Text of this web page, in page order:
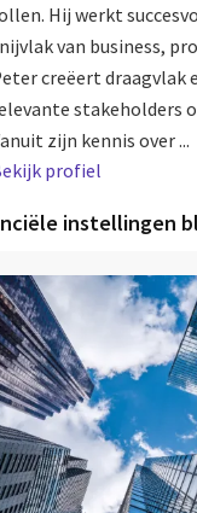
Hij werkt
van business,
creëert draagvlak
stakeholders
zijn kennis over ...
profiel
instellingen